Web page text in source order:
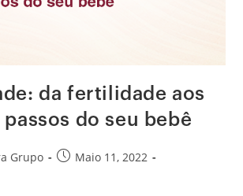
da fertilidade aos
do seu bebê
Grupo
Maio 11, 2022